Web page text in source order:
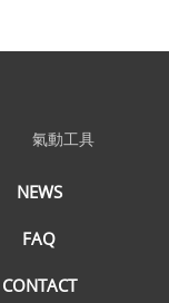
氣動工具
NEWS
FAQ
CONTACT